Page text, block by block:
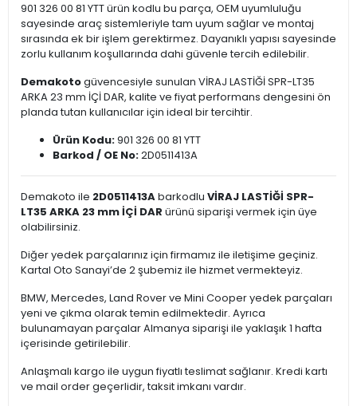
901 326 00 81 YTT ürün kodlu bu parça, OEM uyumluluğu
sayesinde araç sistemleriyle tam uyum sağlar ve montaj
sırasında ek bir işlem gerektirmez. Dayanıklı yapısı sayesinde
zorlu kullanım koşullarında dahi güvenle tercih edilebilir.
Demakotogüvencesiyle sunulan VİRAJ LASTİĞİ SPR-LT35
ARKA 23 mm İÇİ DAR, kalite ve fiyat performans dengesini ön
planda tutan kullanıcılar için ideal bir tercihtir.
Ürün Kodu:901 326 00 81 YTT
Barkod / OE No:2D0511413A
Demakoto ile 2D0511413Abarkodlu VİRAJ LASTİĞİ SPR-
LT35 ARKA 23 mm İÇİ DAR ürünü siparişi vermek için üye
olabilirsiniz.
Diğer yedek parçalarınız için firmamız ile iletişime geçiniz.
Kartal Oto Sanayi’de 2 şubemiz ile hizmet vermekteyiz.
BMW, Mercedes, Land Rover ve Mini Cooper yedek parçaları
yeni ve çıkma olarak temin edilmektedir. Ayrıca
bulunamayan parçalar Almanya siparişi ile yaklaşık 1 hafta
içerisinde getirilebilir.
Anlaşmalı kargo ile uygun fiyatlı teslimat sağlanır. Kredi kartı
ve mail order geçerlidir, taksit imkanı vardır.